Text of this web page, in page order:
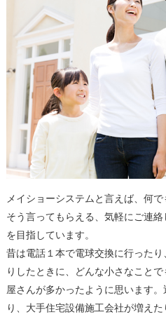
メイショーシステムと言えば、何で
そう言ってもらえる、気軽にご連絡
を目指しています。
昔は電話１本で電球交換に行った
りしたときに、どんな小さなこと
屋さんが多かったように思います
り、大手住宅設備施工会社が増え